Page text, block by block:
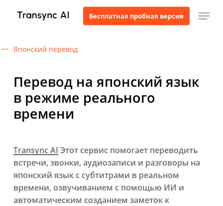
содержанию
Бесплатная пробная версия
Японский перевод
Перевод на японский язык
в режиме реального
времени
Transync AI Этот сервис помогает переводить
встречи, звонки, аудиозаписи и разговоры на
японский язык с субтитрами в реальном
времени, озвучиванием с помощью ИИ и
автоматическим созданием заметок к